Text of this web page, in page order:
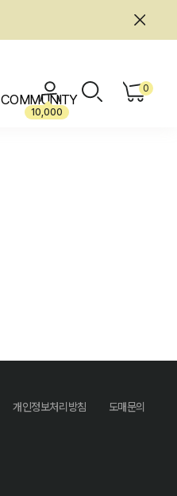
COMMUNITY
10,000
0
개인정보처리방침 도매문의